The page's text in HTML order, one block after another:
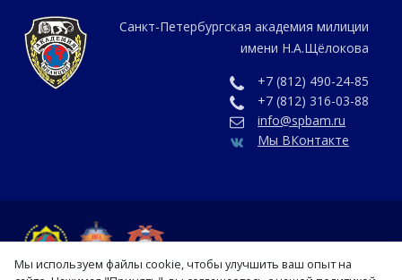
Санкт-Петербургская академия милиции
имени Н.А.Щёлокова
+7 (812) 490-24-85
+7 (812) 316-03-88
info@spbam.ru
Мы ВКонтакте
Мы используем файлы cookie, чтобы улучшить ваш опыт на